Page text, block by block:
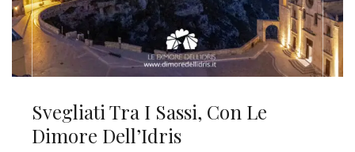
Svegliati Tra I Sassi, Con Le
Dimore Dell’Idris